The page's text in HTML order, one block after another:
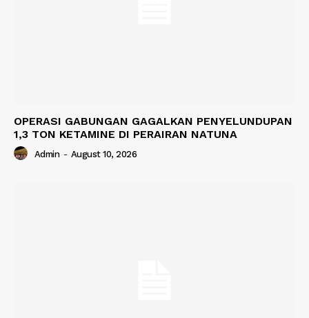
OPERASI GABUNGAN GAGALKAN PENYELUNDUPAN
1,3 TON KETAMINE DI PERAIRAN NATUNA
Admin - August 10, 2026